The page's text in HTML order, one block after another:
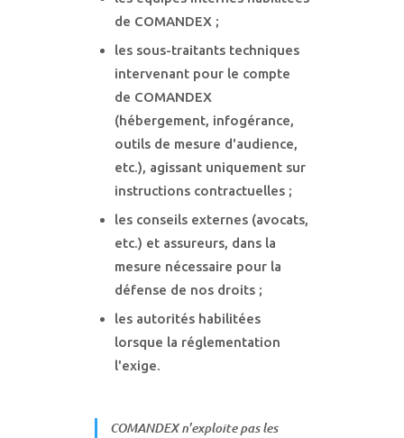
de COMANDEX ;
les sous-traitants techniques
intervenant pour le compte
de COMANDEX
(hébergement, infogérance,
outils de mesure d'audience,
etc.), agissant uniquement sur
instructions contractuelles ;
les conseils externes (avocats,
etc.) et assureurs, dans la
mesure nécessaire pour la
défense de nos droits ;
les autorités habilitées
lorsque la réglementation
l'exige.
COMANDEX n'exploite pas les